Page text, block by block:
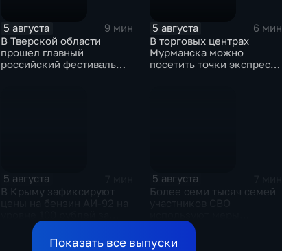
5 августа
9 мин
В Тверской области
прошел главный
российский фестиваль
5 августа
6 мин
В торговых центрах
Мурманска можно
посетить точки экспресс-
5 августа
В Крыму зафиксируют
5 августа
Более семи тысяч семей
поддержки в
Ульяновской области
Показать все выпуски